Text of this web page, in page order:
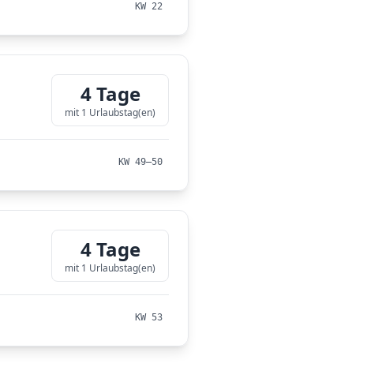
KW 22
4 Tage
mit 1 Urlaubstag(en)
KW 49–50
4 Tage
mit 1 Urlaubstag(en)
KW 53